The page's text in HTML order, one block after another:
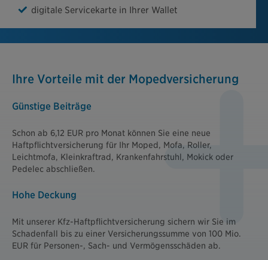
digitale Servicekarte in Ihrer Wallet
Ihre Vorteile mit der Mopedversicherung
Günstige Beiträge
Schon ab 6,12 EUR pro Monat können Sie eine neue
Haftpflichtversicherung für Ihr Moped, Mofa, Roller,
Leichtmofa, Kleinkraftrad, Krankenfahrstuhl, Mokick oder
Pedelec abschließen.
Hohe Deckung
Mit unserer Kfz-Haftpflichtversicherung sichern wir Sie im
Schadenfall bis zu einer Versicherungssumme von 100 Mio.
EUR für Personen-, Sach- und Vermögensschäden ab.